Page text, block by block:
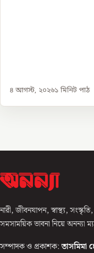
৪ আগস্ট, ২০২৬১ মিনিট পাঠ
নারী, জীবনযাপন, স্বাস্থ্য,
সমসাময়িক ভাবনা নিয়ে অনন্যা
সম্পাদক ও প্রকাশক: তাসমিমা